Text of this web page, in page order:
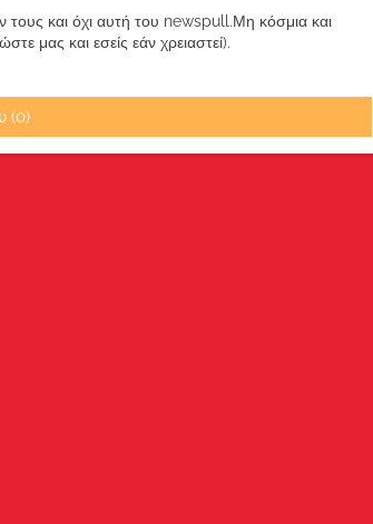
και όχι αυτή του newspull.Μη κόσμια και
μας και εσείς εάν χρειαστεί).
(0)